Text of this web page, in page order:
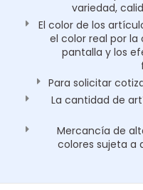
variedad,
El color de los
el color real por la
pantalla y los
Para solicitar
La cantidad de
Mercancía de
colores sujeta a